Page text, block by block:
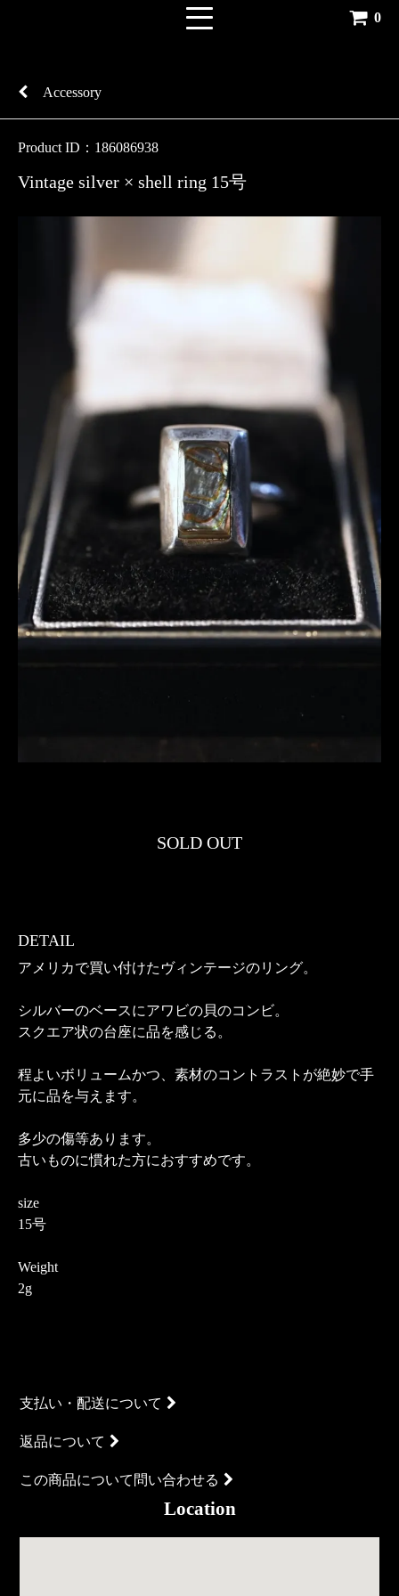
0
Accessory
Product ID：186086938
Vintage silver × shell ring 15号
SOLD OUT
DETAIL
アメリカで買い付けたヴィンテージのリング。
シルバーのベースにアワビの貝のコンビ。
スクエア状の台座に品を感じる。
程よいボリュームかつ、素材のコントラストが絶妙で手
元に品を与えます。
多少の傷等あります。
古いものに慣れた方におすすめです。
size
15号
Weight
2g
支払い・配送について
返品について
この商品について問い合わせる
Location